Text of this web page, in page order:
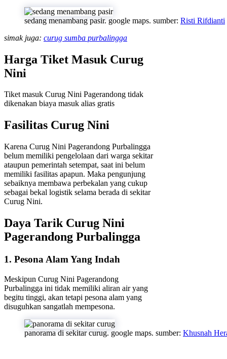
sedang menambang pasir. google maps. sumber: Risti Rifdianti
simak juga: curug sumba purbalingga
Harga Tiket Masuk Curug
Nini
Tiket masuk Curug Nini Pagerandong tidak
dikenakan biaya masuk alias gratis
Fasilitas Curug Nini
Karena Curug Nini Pagerandong Purbalingga
belum memiliki pengelolaan dari warga sekitar
ataupun pemerintah setempat, saat ini belum
memiliki fasilitas apapun. Maka pengunjung
sebaiknya membawa perbekalan yang cukup
sebagai bekal logistik selama berada di sekitar
Curug Nini.
Daya Tarik Curug Nini
Pagerandong Purbalingga
1. Pesona Alam Yang Indah
Meskipun Curug Nini Pagerandong
Purbalingga ini tidak memiliki aliran air yang
begitu tinggi, akan tetapi pesona alam yang
disuguhkan sangatlah mempesona.
panorama di sekitar curug. google maps. sumber: Khusnah